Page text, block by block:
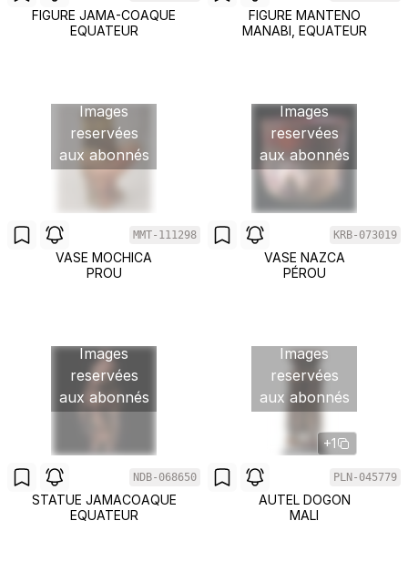
FIGURE JAMA-COAQUE
EQUATEUR
FIGURE MANTENO
MANABI, EQUATEUR
Images
reservées
aux abonnés
MMT-111298
VASE MOCHICA
PROU
Images
reservées
aux abonnés
KRB-073019
VASE NAZCA
PÉROU
Images
reservées
aux abonnés
NDB-068650
STATUE JAMACOAQUE
EQUATEUR
Images
reservées
aux abonnés
+1
PLN-045779
AUTEL DOGON
MALI